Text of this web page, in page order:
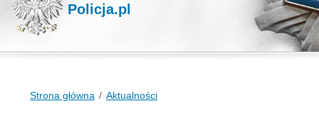
Policja.pl
Strona główna Aktualności